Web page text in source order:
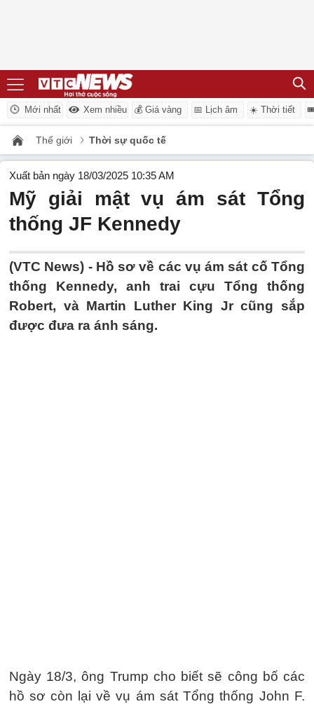
Mới nhất Xem nhiều 💰 Giá vàng 📅 Lịch âm ☀️ Thời tiết
Thế giới Thời sự quốc tế
Xuất bản ngày 18/03/2025 10:35 AM
Mỹ giải mật vụ ám sát Tổng
thống JF Kennedy
(VTC News) - Hồ sơ về các vụ ám sát cố Tổng
thống Kennedy, anh trai cựu Tổng thống
Robert, và Martin Luther King Jr cũng sắp
được đưa ra ánh sáng.
Ngày 18/3, ông Trump cho biết sẽ công bố các
hồ sơ còn lại về vụ ám sát Tổng thống John F.